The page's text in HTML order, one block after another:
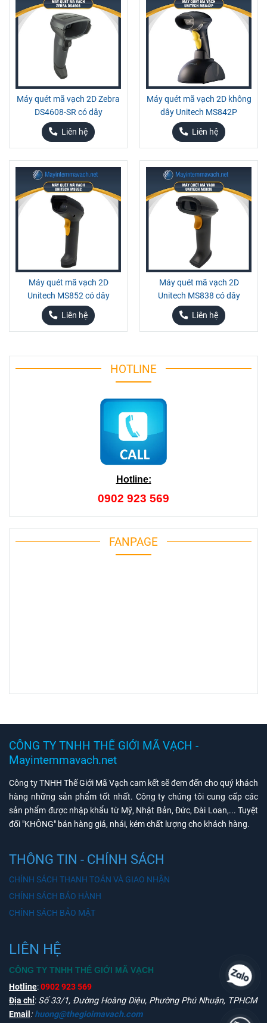
Máy quét mã vạch 2D Zebra
DS4608-SR có dây
Liên hệ
Máy quét mã vạch 2D không
dây Unitech MS842P
Liên hệ
Máy quét mã vạch 2D
Unitech MS852 có dây
Liên hệ
Máy quét mã vạch 2D
Unitech MS838 có dây
Liên hệ
HOTLINE
Hotline:
0902 923 569
FANPAGE
CÔNG TY TNHH THẾ GIỚI MÃ VẠCH -
Mayintemmavach.net
Công ty TNHH Thế Giới Mã Vạch cam kết sẽ đem đến cho quý khách
hàng những sản phẩm tốt nhất. Công ty chúng tôi cung cấp các
sản phẩm được nhập khẩu từ Mỹ, Nhật Bản, Đức, Đài Loan,... Tuyệt
đối "KHÔNG" bán hàng giả, nhái, kém chất lượng cho khách hàng.
THÔNG TIN - CHÍNH SÁCH
CHÍNH SÁCH THANH TOÁN VÀ GIAO NHẬN
CHÍNH SÁCH BẢO HÀNH
CHÍNH SÁCH BẢO MẬT
LIÊN HỆ
CÔNG TY TNHH THẾ GIỚI MÃ VẠCH
Hotline:0902 923 569
Địa chỉ: Số 33/1, Đường Hoàng Diệu, Phường Phú Nhuận, TPHCM
Email : huong@thegioimavach.com